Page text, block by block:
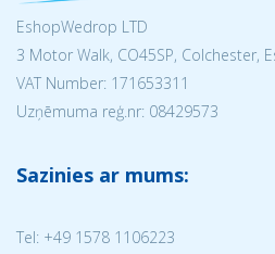
EshopWedrop LTD
3 Motor Walk, CO45SP, Colchester,
VAT Number: 171653311
Uzņēmuma reģ.nr: 08429573
Sazinies ar mums:
Tel: +49 1578 1106223